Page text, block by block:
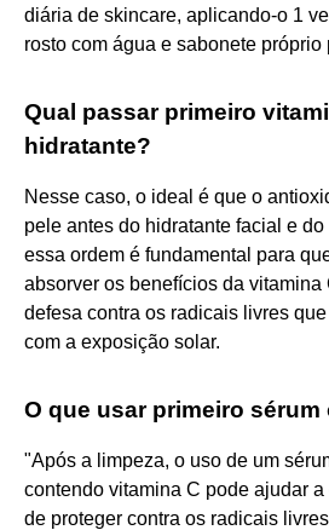
diária de skincare, aplicando-o 1
rosto com água e sabonete próprio
Qual passar primeiro
hidratante?
Nesse caso, o ideal é que o
pele antes do hidratante facial e
essa ordem é fundamental para
absorver os benefícios da vitamina
defesa contra os radicais livres
com a exposição solar.
O que usar primeiro sérum
"Após a limpeza, o uso de um
contendo vitamina C pode ajudar
de proteger contra os radicais